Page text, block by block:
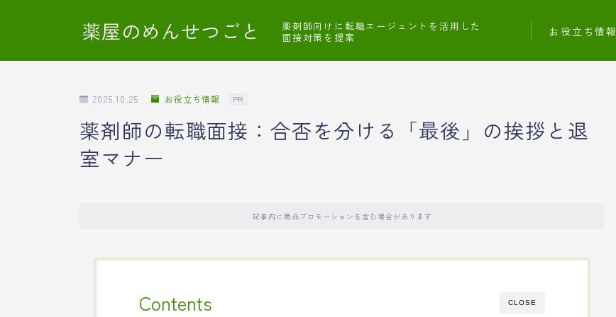
薬屋のめんせつごと
薬剤師向けに転職エージェントを活用した
面接対策を提案
お役立ち情報
2025.10.25 お役立ち情報 PR
薬剤師の転職面接：合否を分ける「最後」の挨拶と退
室マナー
記事内に商品プロモーションを含む場合があります
CLOSE
Contents